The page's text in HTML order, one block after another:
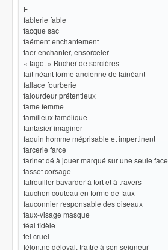
F
fablerie fable
facque sac
faément enchantement
faer enchanter, ensorceler
« fagot » Bûcher de sorcières
fait néant forme ancienne de fainéant
fallace fourberie
falourdeur prétentieux
fame femme
familleux famélique
fantasier imaginer
faquin homme méprisable et impertinent
farcerie farce
farinet dé à jouer marqué sur une seule face
fasset corsage
fatrouiller bavarder à tort et à travers
fauchon couteau en forme de faux
fauconnier responsable des oiseaux
faux-visage masque
féal fidèle
fel cruel
félon,ne déloyal, traître à son seigneur